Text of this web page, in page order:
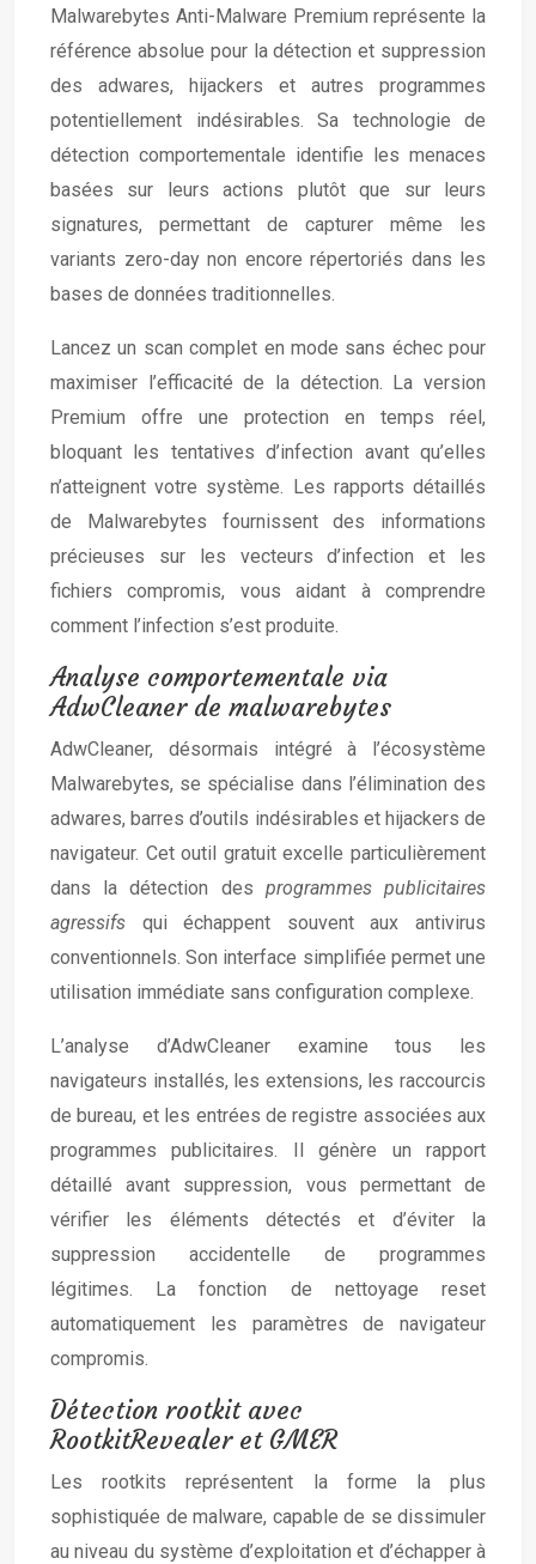
Malwarebytes Anti-Malware Premium représente la
référence absolue pour la détection et suppression
des adwares, hijackers et autres programmes
potentiellement indésirables. Sa technologie de
détection comportementale identifie les menaces
basées sur leurs actions plutôt que sur leurs
signatures, permettant de capturer même les
variants zero-day non encore répertoriés dans les
bases de données traditionnelles.
Lancez un scan complet en mode sans échec pour
maximiser l’efficacité de la détection. La version
Premium offre une protection en temps réel,
bloquant les tentatives d’infection avant qu’elles
n’atteignent votre système. Les rapports détaillés
de Malwarebytes fournissent des informations
précieuses sur les vecteurs d’infection et les
fichiers compromis, vous aidant à comprendre
comment l’infection s’est produite.
Analyse comportementale via
AdwCleaner de malwarebytes
AdwCleaner, désormais intégré à l’écosystème
Malwarebytes, se spécialise dans l’élimination des
adwares, barres d’outils indésirables et hijackers de
navigateur. Cet outil gratuit excelle particulièrement
dans la détection des programmes publicitaires
agressifs qui échappent souvent aux antivirus
conventionnels. Son interface simplifiée permet une
utilisation immédiate sans configuration complexe.
L’analyse d’AdwCleaner examine tous les
navigateurs installés, les extensions, les raccourcis
de bureau, et les entrées de registre associées aux
programmes publicitaires. Il génère un rapport
détaillé avant suppression, vous permettant de
vérifier les éléments détectés et d’éviter la
suppression accidentelle de programmes
légitimes. La fonction de nettoyage reset
automatiquement les paramètres de navigateur
compromis.
Détection rootkit avec
RootkitRevealer et GMER
Les rootkits représentent la forme la plus
sophistiquée de malware, capable de se dissimuler
au niveau du système d’exploitation et d’échapper à